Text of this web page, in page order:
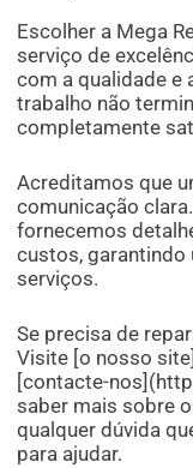
Escolher a Mega
serviço de
com a qualidade e
trabalho não
completamente
Acreditamos que
comunicação
fornecemos
custos,
serviços.
Se precisa de
Visite [o nosso
[contacte-
saber mais sobre
qualquer dúvida
para ajudar.